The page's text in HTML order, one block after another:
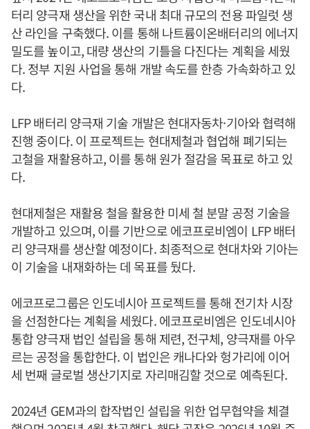
터리 양극재 생산을 위한 국내 최대 규모의 전용 파일럿 생
산 라인을 구축했다. 이를 통해 나트륨이온배터리의 에너지
밀도를 높이고, 대량 생산의 기틀을 다진다는 계획을 세웠
다. 정부 지원 사업을 통해 개발 속도를 한층 가속화하고 있
다.
LFP 배터리 양극재 기술 개발은 현대자동차·기아와 협력해
진행 중이다. 이 프로젝트는 현대제철과 협업해 폐기되는
고철을 재활용하고, 이를 통해 원가 절감을 목표로 하고 있
다.
현대제철은 재활용 철을 활용한 미세 철 분말 공정 기술을
개발하고 있으며, 이를 기반으로 에코프로비엠이 LFP 배터
리 양극재를 생산할 예정이다. 최종적으로 현대차와 기아는
이 기술을 내재화하는 데 목표를 뒀다.
에코프로그룹은 인도네시아 프로젝트를 통해 전기차 시장
을 선점한다는 계획을 세웠다. 에코프로비엠은 인도네시아
통합 양극재 법인 설립을 통해 제련, 전구체, 양극재를 아우
르는 공정을 통합한다. 이 법인은 캐나다와 헝가리에 이어
세 번째 글로벌 생산기지로 자리매김할 것으로 예측된다.
2024년 GEM과의 합작법인 설립을 위한 업무협약을 체결